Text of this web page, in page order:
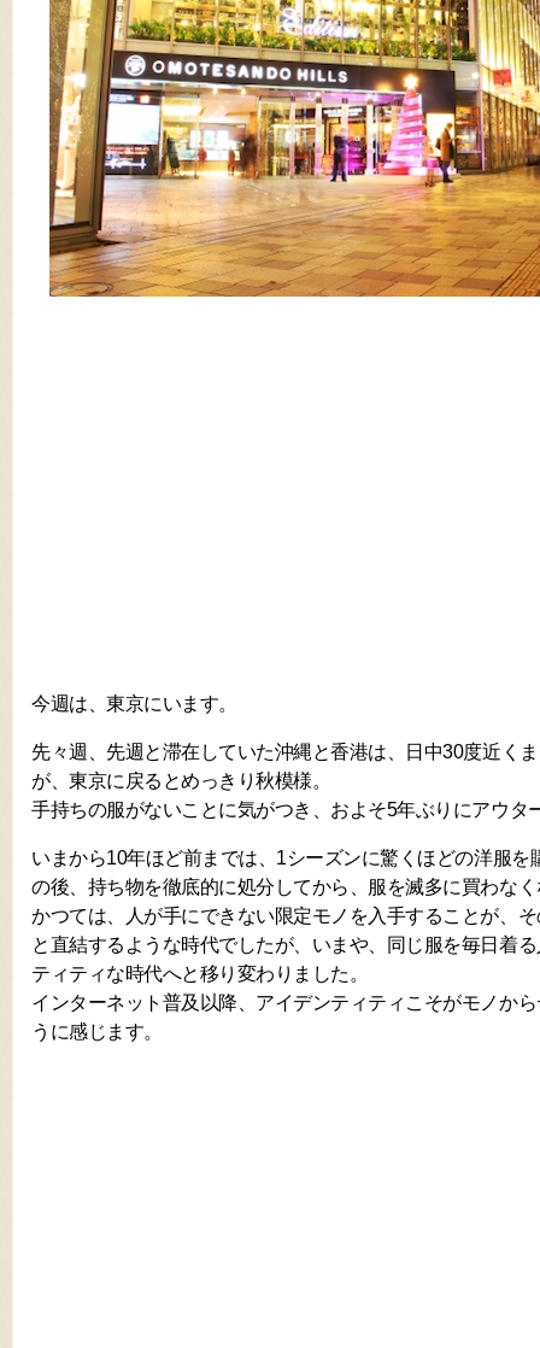
今週は、東京にいます。
先々週、先週と滞在していた沖縄と香港は、日中30度近く
が、東京に戻るとめっきり秋模様。
手持ちの服がないことに気がつき、およそ5年ぶりにアウタ
いまから10年ほど前までは、1シーズンに驚くほどの洋服を
の後、持ち物を徹底的に処分してから、服を滅多に買わな
かつては、人が手にできない限定モノを入手することが、
と直結するような時代でしたが、いまや、同じ服を毎日着
ティティな時代へと移り変わりました。
インターネット普及以降、アイデンティティこそがモノか
うに感じます。